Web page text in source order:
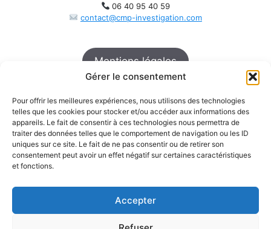
Gérer le consentement
Pour offrir les meilleures expériences, nous utilisons des technologies
telles que les cookies pour stocker et/ou accéder aux informations des
appareils. Le fait de consentir à ces technologies nous permettra de
traiter des données telles que le comportement de navigation ou les ID
uniques sur ce site. Le fait de ne pas consentir ou de retirer son
consentement peut avoir un effet négatif sur certaines caractéristiques
et fonctions.
Accepter
06 40 95 40 59
contact@cmp-investigation.com
Mentions légales
Politique de cookies
Intervention France & International